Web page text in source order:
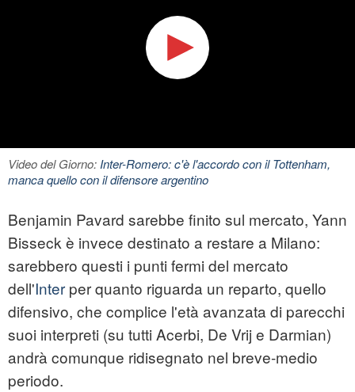
Video del Giorno:Inter-Romero: c'è l'accordo con il Tottenham,
manca quello con il difensore argentino
Benjamin Pavard sarebbe finito sul mercato, Yann
Bisseck è invece destinato a restare a Milano:
sarebbero questi i punti fermi del mercato
dell'Inter per quanto riguarda un reparto, quello
difensivo, che complice l'età avanzata di parecchi
suoi interpreti (su tutti Acerbi, De Vrij e Darmian)
andrà comunque ridisegnato nel breve-medio
periodo.